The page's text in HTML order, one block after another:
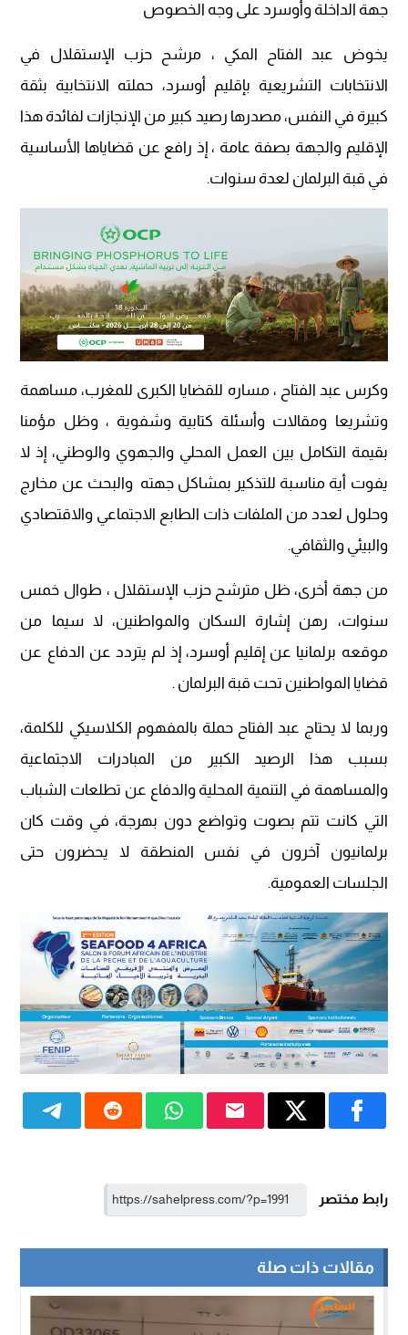
جهة الداخلة وأوسرد على وجه الخصوص
يخوض عبد الفتاح المكي ، مرشح حزب الإستقلال في
الانتخابات التشريعية بإقليم أوسرد، حملته الانتخابية بثقة
كبيرة في النفس، مصدرها رصيد كبير من الإنجازات لفائدة هذا
الإقليم والجهة بصفة عامة ، إذ رافع عن قضاياها الأساسية
في قبة البرلمان لعدة سنوات.
وكرس عبد الفتاح ، مساره للقضايا الكبرى للمغرب، مساهمة
وتشريعا ومقالات وأسئلة كتابية وشفوية ، وظل مؤمنا
بقيمة التكامل بين العمل المحلي والجهوي والوطني، إذ لا
يفوت أية مناسبة للتذكير بمشاكل جهته والبحث عن مخارج
وحلول لعدد من الملفات ذات الطابع الاجتماعي والاقتصادي
والبيئي والثقافي.
من جهة أخرى، ظل مترشح حزب الإستقلال ، طوال خمس
سنوات، رهن إشارة السكان والمواطنين، لا سيما من
موقعه برلمانيا عن إقليم أوسرد، إذ لم يتردد عن الدفاع عن
قضايا المواطنين تحت قبة البرلمان .
وربما لا يحتاج عبد الفتاح حملة بالمفهوم الكلاسيكي للكلمة،
بسبب هذا الرصيد الكبير من المبادرات الاجتماعية
والمساهمة في التنمية المحلية والدفاع عن تطلعات الشباب
التي كانت تتم بصوت وتواضع دون بهرجة، في وقت كان
برلمانيون آخرون في نفس المنطقة لا يحضرون حتى
الجلسات العمومية.
رابط مختصر
مقالات ذات صلة